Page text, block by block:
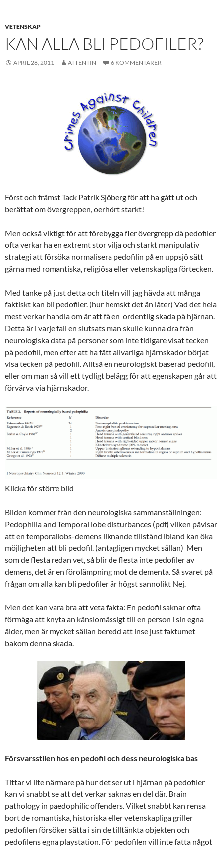
VETENSKAP
KAN ALLA BLI PEDOFILER?
APRIL 28, 2011 ATTENTIN 6 KOMMENTARER
Först och främst Tack Patrik Sjöberg för att ha gått ut och
berättat om övergreppen, oerhört starkt!
Men också viktigt för att förebygga fler övergrepp då pedofiler
ofta verkar ha en extremt stor vilja och starkt manipulativ
strategi att försöka normalisera pedofilin på en uppsjö sätt
gärna med romantiska, religiösa eller vetenskapliga förtecken.
Med tanke på just detta och titeln vill jag hävda att många
faktiskt kan bli pedofiler. (hur hemskt det än låter) Vad det hela
mest verkar handla om är att få en ordentlig skada på hjärnan.
Detta är i varje fall en slutsats man skulle kunna dra från
neurologiska data på personer som inte tidigare visat tecken
på pedofili, men efter att ha fått allvarliga hjärnskador börjat
visa tecken på pedofili. Alltså en neurologiskt baserad pedofili,
eller om man så vill ett tydligt belägg för att egenskapen går att
förvärva via hjärnskador.
Klicka för större bild
Bilden kommer från den neurologiska sammanställningen:
Pedophilia and Temporal lobe disturbances (pdf) vilken påvisar
att en temporallobs-demens liknande tillstånd ibland kan öka
möjligheten att bli pedofil. (antagligen mycket sällan) Men
som de flesta redan vet, så blir de flesta inte pedofiler av
demens, det är en förolämpning mot de dementa. Så svaret på
frågan om alla kan bli pedofiler är högst sannolikt Nej.
Men det kan vara bra att veta fakta: En pedofil saknar ofta
förmåga att knyta an känslomässigt till en person i sin egna
ålder, men är mycket sällan beredd att inse just faktumet
bakom denna skada.
Försvarsstilen hos en pedofil och dess neurologiska bas
Tittar vi lite närmare på hur det ser ut i hjärnan på pedofiler
kan vi snabbt se att det verkar saknas en del där. Brain
pathology in paedophilic offenders. Vilket snabbt kan rensa
bort de romantiska, historiska eller vetenskapliga griller
pedofilen försöker sätta i sin de tilltänkta objekten och
pedofilens egna playstation. För pedofilen vill inte fatta något